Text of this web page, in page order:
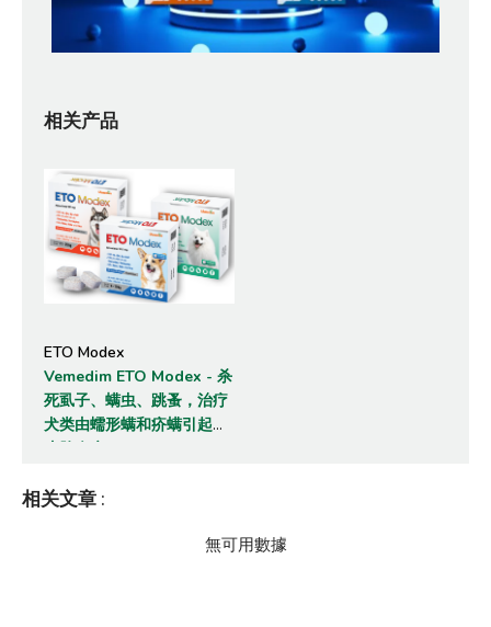
相关产品
ETO Modex
Vemedim ETO Modex - 杀
死虱子、螨虫、跳蚤，治疗
犬类由蠕形螨和疥螨引起的
皮肤炎症
相关文章 :
無可用數據